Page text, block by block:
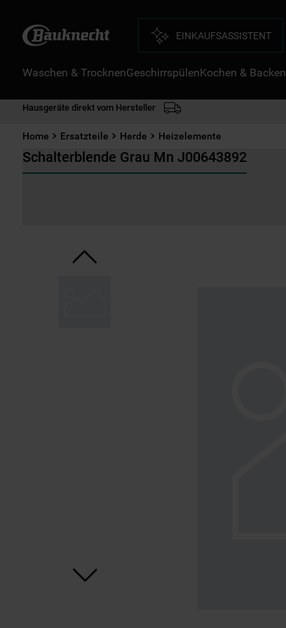
EINKAUFSASSISTENT
Waschen & TrocknenGeschirrspülenKochen & Backen
Hausgeräte direkt vom Hersteller
Home Ersatzteile Herde Heizelemente
Schalterblende Grau Mn J00643892